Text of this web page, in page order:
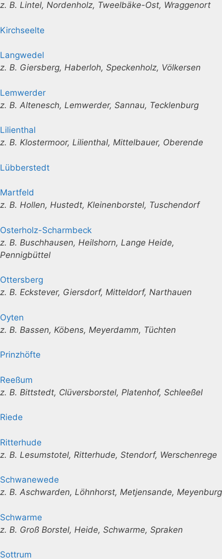
z. B. Lintel, Nordenholz, Tweelbäke-Ost, Wraggenort
Kirchseelte
Langwedel
z. B. Giersberg, Haberloh, Speckenholz, Völkersen
Lemwerder
z. B. Altenesch, Lemwerder, Sannau, Tecklenburg
Lilienthal
z. B. Klostermoor, Lilienthal, Mittelbauer, Oberende
Lübberstedt
Martfeld
z. B. Hollen, Hustedt, Kleinenborstel, Tuschendorf
Osterholz-Scharmbeck
z. B. Buschhausen, Heilshorn, Lange Heide,
Pennigbüttel
Ottersberg
z. B. Eckstever, Giersdorf, Mitteldorf, Narthauen
Oyten
z. B. Bassen, Köbens, Meyerdamm, Tüchten
Prinzhöfte
Reeßum
z. B. Bittstedt, Clüversborstel, Platenhof, Schleeßel
Riede
Ritterhude
z. B. Lesumstotel, Ritterhude, Stendorf, Werschenrege
Schwanewede
z. B. Aschwarden, Löhnhorst, Metjensande, Meyenburg
Schwarme
z. B. Groß Borstel, Heide, Schwarme, Spraken
Sottrum